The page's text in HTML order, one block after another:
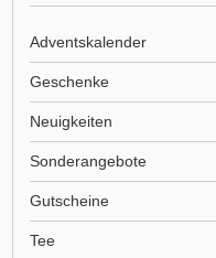
Adventskalender
Geschenke
Neuigkeiten
Sonderangebote
Gutscheine
Tee